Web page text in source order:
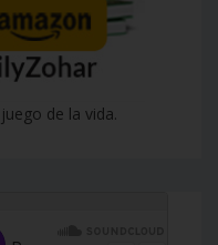
de la vida.